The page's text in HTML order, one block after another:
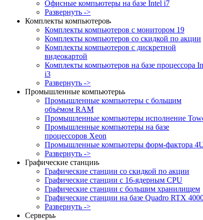
Офисные компьютеры на базе Intel i7
Развернуть ->
Комплекты компьютеров
Комплекты компьютеров с монитором 19
Комплекты компьютеров со скидкой по акции
Комплекты компьютеров с дискретной
видеокартой
Комплекты компьютеров на базе процессора
i3
Развернуть ->
Промышленные компьютеры
Промышленные компьютеры с большим
объёмом RAM
Промышленные компьютеры исполнение
Промышленные компьютеры на базе
процессоров Xeon
Промышленные компьютеры форм-фактора
Развернуть ->
Графические станции
Графические станции со скидкой по акции
Графические станции с 16-ядерным CPU
Графические станции с большим хранилищем
Графические станции на базе Quadro RTX
Развернуть ->
Серверы